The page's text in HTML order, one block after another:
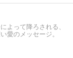
よって降ろされる、
愛のメッセージ。